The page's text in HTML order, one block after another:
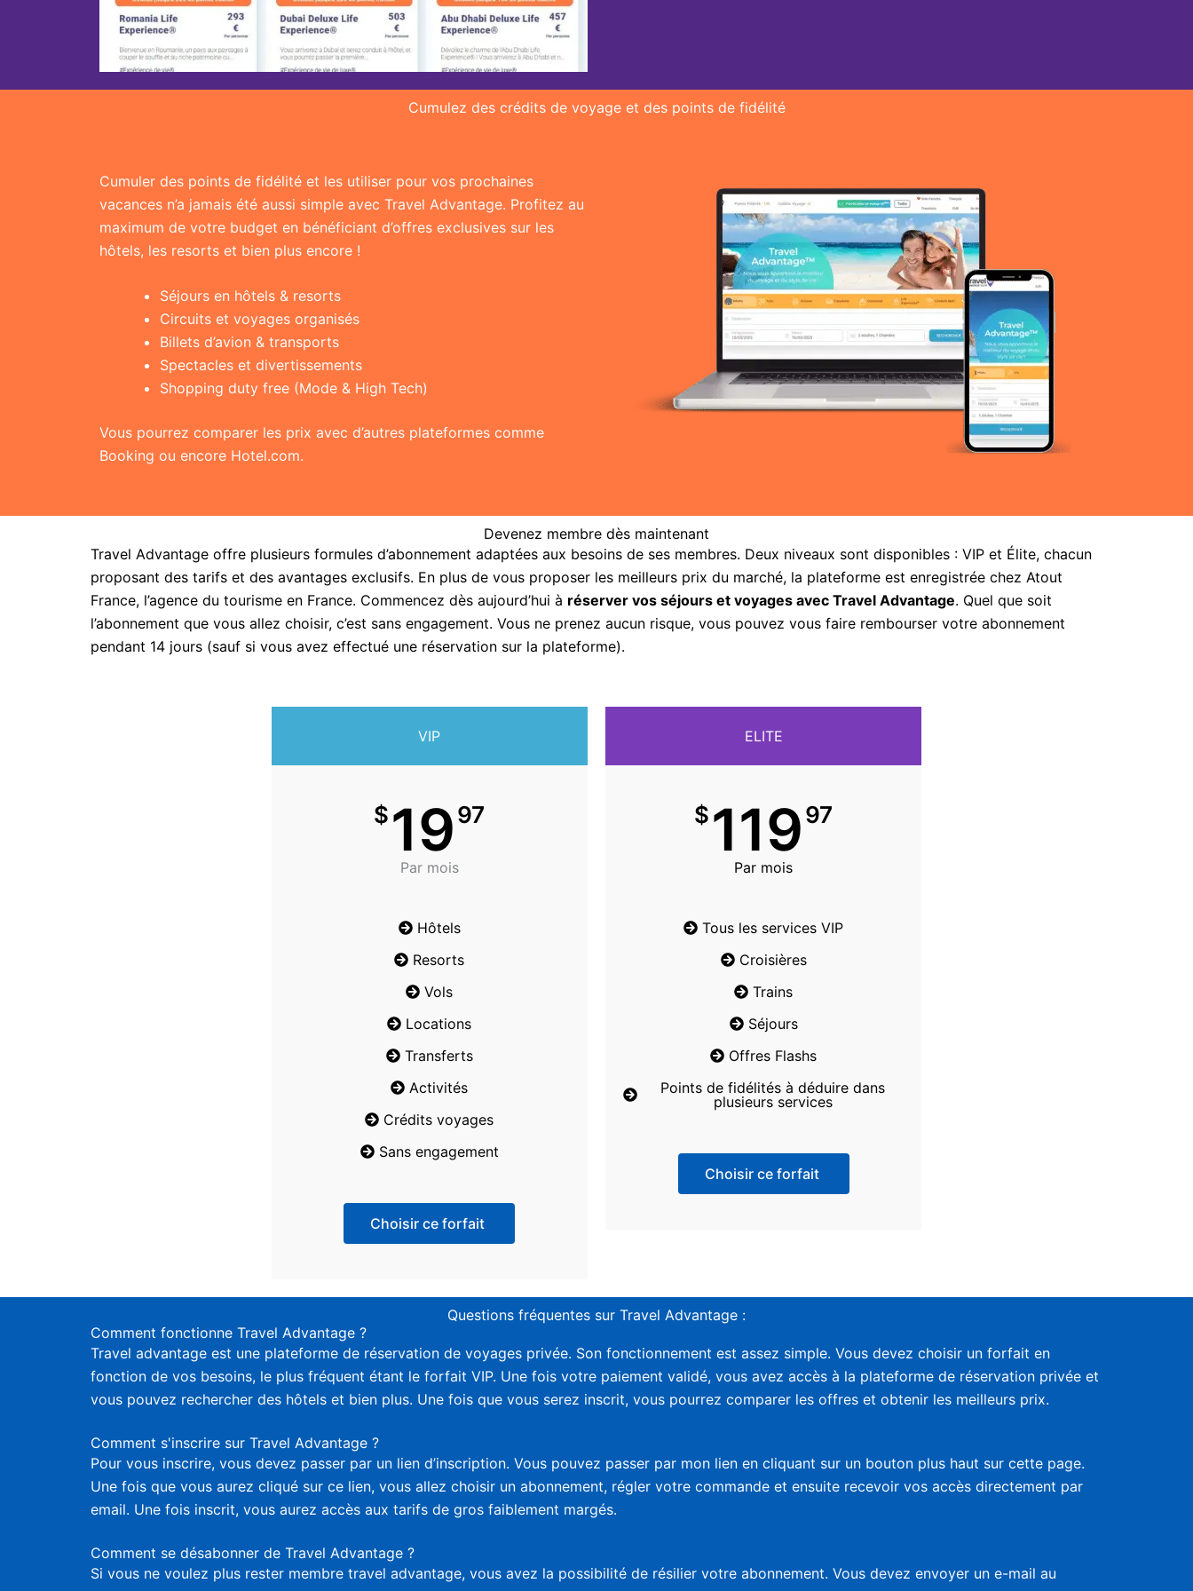
Cumulez des crédits de voyage et des points de fidélité
Cumuler des points de fidélité et les utiliser pour vos prochaines
vacances n’a jamais été aussi simple avec Travel Advantage. Profitez au
maximum de votre budget en bénéficiant d’offres exclusives sur les
hôtels, les resorts et bien plus encore !
Séjours en hôtels & resorts
Circuits et voyages organisés
Billets d’avion & transports
Spectacles et divertissements
Shopping duty free (Mode & High Tech)
Vous pourrez comparer les prix avec d’autres plateformes comme
Booking ou encore Hotel.com.
Devenez membre dès maintenant
Travel Advantage offre plusieurs formules d’abonnement adaptées aux besoins de ses membres. Deux niveaux sont disponibles : VIP et Élite, chacun
proposant des tarifs et des avantages exclusifs. En plus de vous proposer les meilleurs prix du marché, la plateforme est enregistrée chez Atout
France, l’agence du tourisme en France. Commencez dès aujourd’hui à réserver vos séjours et voyages avec Travel Advantage. Quel que soit
l’abonnement que vous allez choisir, c’est sans engagement. Vous ne prenez aucun risque, vous pouvez vous faire rembourser votre abonnement
pendant 14 jours (sauf si vous avez effectué une réservation sur la plateforme).
VIP
$1997
Par mois
Hôtels
Resorts
Vols
Locations
Transferts
Activités
Crédits voyages
Sans engagement
Choisir ce forfait
ELITE
$11997
Par mois
Tous les services VIP
Croisières
Trains
Séjours
Offres Flashs
Points de fidélités à déduire dans
plusieurs services
Choisir ce forfait
Questions fréquentes sur Travel Advantage :
Comment fonctionne Travel Advantage ?
Travel advantage est une plateforme de réservation de voyages privée. Son fonctionnement est assez simple. Vous devez choisir un forfait en
fonction de vos besoins, le plus fréquent étant le forfait VIP. Une fois votre paiement validé, vous avez accès à la plateforme de réservation privée et
vous pouvez rechercher des hôtels et bien plus. Une fois que vous serez inscrit, vous pourrez comparer les offres et obtenir les meilleurs prix.
Comment s'inscrire sur Travel Advantage ?
Pour vous inscrire, vous devez passer par un lien d’inscription. Vous pouvez passer par mon lien en cliquant sur un bouton plus haut sur cette page.
Une fois que vous aurez cliqué sur ce lien, vous allez choisir un abonnement, régler votre commande et ensuite recevoir vos accès directement par
email. Une fois inscrit, vous aurez accès aux tarifs de gros faiblement margés.
Comment se désabonner de Travel Advantage ?
Si vous ne voulez plus rester membre travel advantage, vous avez la possibilité de résilier votre abonnement. Vous devez envoyer un e-mail au